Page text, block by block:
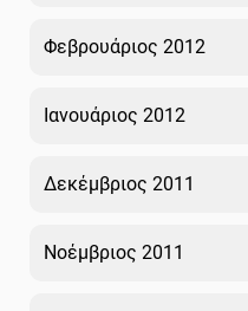
Φεβρουάριος 2012
Ιανουάριος 2012
Δεκέμβριος 2011
Νοέμβριος 2011